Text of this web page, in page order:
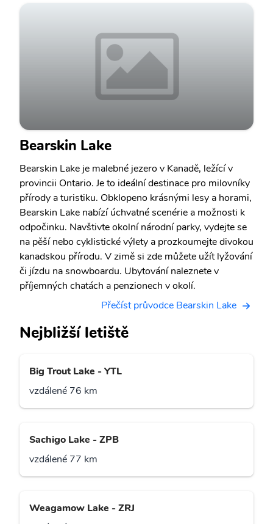
Bearskin Lake
Bearskin Lake je malebné jezero v Kanadě, ležící v
provincii Ontario. Je to ideální destinace pro milovníky
přírody a turistiku. Obklopeno krásnými lesy a horami,
Bearskin Lake nabízí úchvatné scenérie a možnosti k
odpočinku. Navštivte okolní národní parky, vydejte se
na pěší nebo cyklistické výlety a prozkoumejte divokou
kanadskou přírodu. V zimě si zde můžete užít lyžování
či jízdu na snowboardu. Ubytování naleznete v
příjemných chatách a penzionech v okolí.
Přečíst průvodce Bearskin Lake
Nejbližší letiště
Big Trout Lake - YTL
vzdálené 76 km
Sachigo Lake - ZPB
vzdálené 77 km
Weagamow Lake - ZRJ